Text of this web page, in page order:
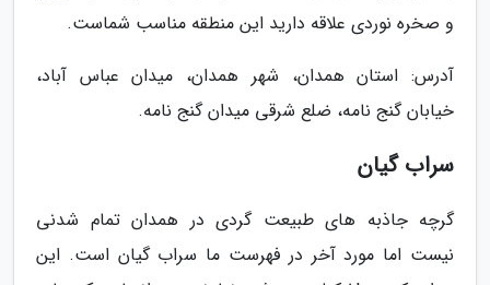
و صخره نوردی علاقه دارید این منطقه مناسب شماست.
آدرس: استان همدان، شهر همدان، میدان عباس آباد،
خیابان گنج نامه، ضلع شرقی میدان گنج نامه.
سراب گیان
گرچه جاذبه های طبیعت گردی در همدان تمام شدنی
نیست اما مورد آخر در فهرست ما سراب گیان است. این